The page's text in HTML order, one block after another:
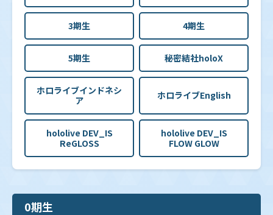
3期生 4期生
5期生 秘密結社holoX
ホロライブインドネシ
ア
ホロライブEnglish
hololive DEV_IS
ReGLOSS
hololive DEV_IS
FLOW GLOW
0期生